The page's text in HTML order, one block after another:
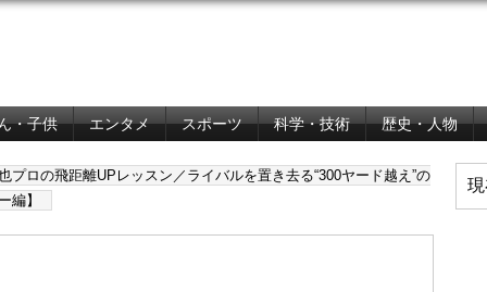
・子供 エンタメ スポーツ 科学・技術 歴史・人物
プロの飛距離UPレッスン／ライバルを置き去る“300ヤード越え”の
編】